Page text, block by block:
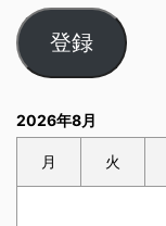
登録
2026年8月
月 火